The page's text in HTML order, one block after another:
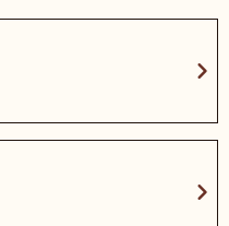
chevron_right
chevron_right